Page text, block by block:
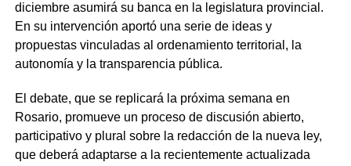
diciembre asumirá su banca en la legislatura provincial.
En su intervención aportó una serie de ideas y
propuestas vinculadas al ordenamiento territorial, la
autonomía y la transparencia pública.
El debate, que se replicará la próxima semana en
Rosario, promueve un proceso de discusión abierto,
participativo y plural sobre la redacción de la nueva ley,
que deberá adaptarse a la recientemente actualizada